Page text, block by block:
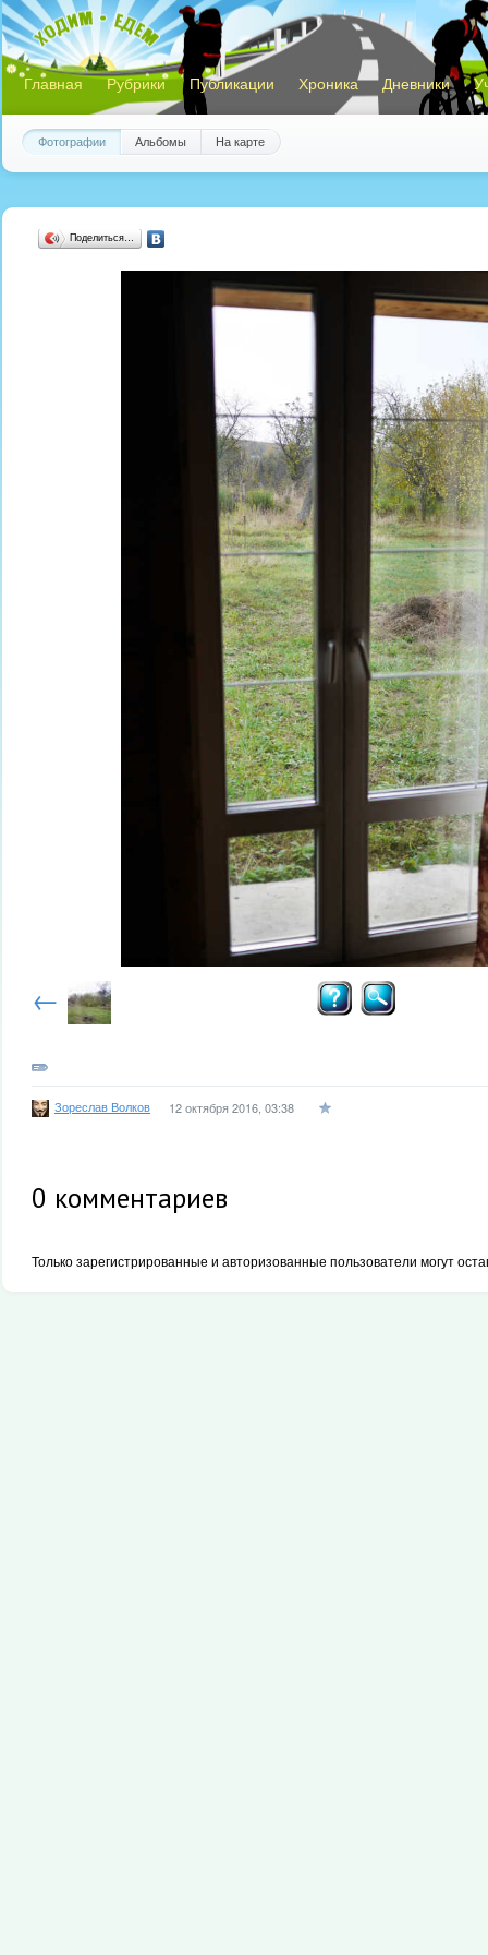
Главная Рубрики Публикации Хроника Дневники
Фотографии Альбомы На карте
Поделиться…
←
Зореслав Волков 12 октября 2016, 03:38
0 комментариев
Только зарегистрированные и авторизованные пользователи могут